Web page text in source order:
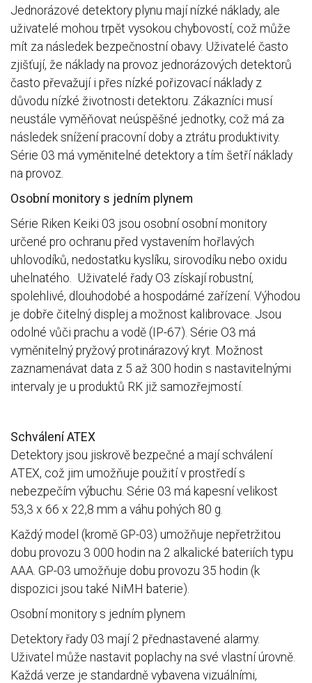
Jednorázové detektory plynu mají nízké náklady, ale
uživatelé mohou trpět vysokou chybovostí, což může
mít za následek bezpečnostní obavy. Uživatelé často
zjišťují, že náklady na provoz jednorázových detektorů
často převažují i přes nízké pořizovací náklady z
důvodu nízké životnosti detektoru. Zákazníci musí
neustále vyměňovat neúspěšné jednotky, což má za
následek snížení pracovní doby a ztrátu produktivity.
Série 03 má vyměnitelné detektory a tím šetří náklady
na provoz.
Osobní monitory s jedním plynem
Série Riken Keiki 03 jsou osobní osobní monitory
určené pro ochranu před vystavením hořlavých
uhlovodíků, nedostatku kyslíku, sirovodíku nebo oxidu
uhelnatého. Uživatelé řady O3 získají robustní,
spolehlivé, dlouhodobé a hospodárné zařízení. Výhodou
je dobře čitelný displej a možnost kalibrovace. Jsou
odolné vůči prachu a vodě (IP-67). Série O3 má
vyměnitelný pryžový protinárazový kryt. Možnost
zaznamenávat data z 5 až 300 hodin s nastavitelnými
intervaly je u produktů RK již samozřejmostí.
Schválení ATEX
Detektory jsou jiskrově bezpečné a mají schválení
ATEX, což jim umožňuje použití v prostředí s
nebezpečím výbuchu. Série 03 má kapesní velikost
53,3 x 66 x 22,8 mm a váhu pohých 80 g.
Každý model (kromě GP-03) umožňuje nepřetržitou
dobu provozu 3 000 hodin na 2 alkalické bateriích typu
AAA. GP-03 umožňuje dobu provozu 35 hodin (k
dispozici jsou také NiMH baterie).
Osobní monitory s jedním plynem
Detektory řady 03 mají 2 přednastavené alarmy.
Uživatel může nastavit poplachy na své vlastní úrovně.
Každá verze je standardně vybavena vizuálními,